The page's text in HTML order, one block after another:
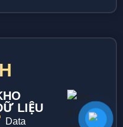
LIỆU
Data